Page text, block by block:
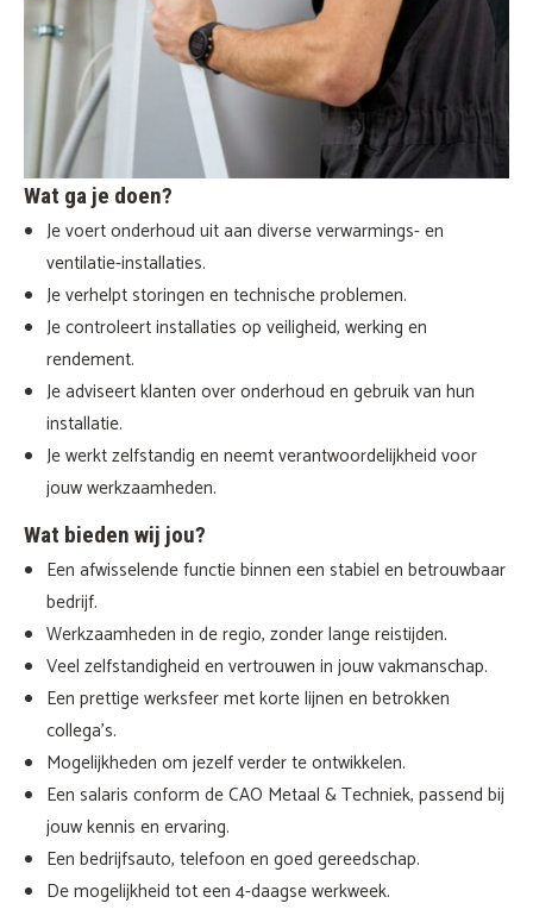
Wat ga je doen?
Je voert onderhoud uit aan diverse verwarmings- en
ventilatie-installaties.
Je verhelpt storingen en technische problemen.
Je controleert installaties op veiligheid, werking en
rendement.
Je adviseert klanten over onderhoud en gebruik van hun
installatie.
Je werkt zelfstandig en neemt verantwoordelijkheid voor
jouw werkzaamheden.
Wat bieden wij jou?
Een afwisselende functie binnen een stabiel en betrouwbaar
bedrijf.
Werkzaamheden in de regio, zonder lange reistijden.
Veel zelfstandigheid en vertrouwen in jouw vakmanschap.
Een prettige werksfeer met korte lijnen en betrokken
collega's.
Mogelijkheden om jezelf verder te ontwikkelen.
Een salaris conform de CAO Metaal & Techniek, passend bij
jouw kennis en ervaring.
Een bedrijfsauto, telefoon en goed gereedschap.
De mogelijkheid tot een 4-daagse werkweek.